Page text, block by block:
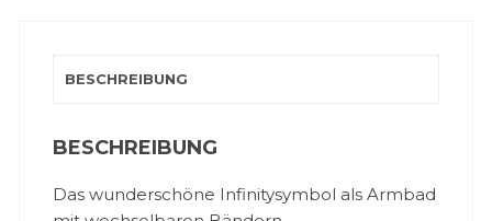
BESCHREIBUNG
BESCHREIBUNG
Das wunderschöne Infinitysymbol als Armbad